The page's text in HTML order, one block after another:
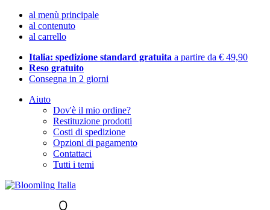
al menù principale
al contenuto
al carrello
Italia: spedizione standard gratuita a partire da € 49,90
Reso gratuito
Consegna in 2 giorni
Aiuto
Dov'è il mio ordine?
Restituzione prodotti
Costi di spedizione
Opzioni di pagamento
Contattaci
Tutti i temi